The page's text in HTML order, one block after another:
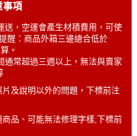
事項
送，空運會產生材積費用，可使
醒：商品外箱三邊總合低於
。
常超過三週以上，無法與賣家
及說明以外的問題，下標前注
品、可能無法修理字樣,下標前